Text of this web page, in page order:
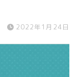
2022年1月24日